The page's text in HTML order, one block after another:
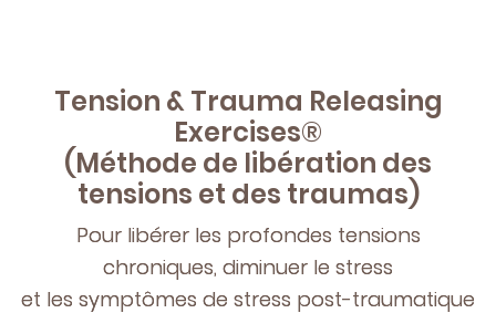
Tension & Trauma Releasing
Exercises®
(Méthode de libération des
tensions et des traumas)
Pour libérer les profondes tensions
chroniques, diminuer le stress
et les symptômes de stress post-traumatique